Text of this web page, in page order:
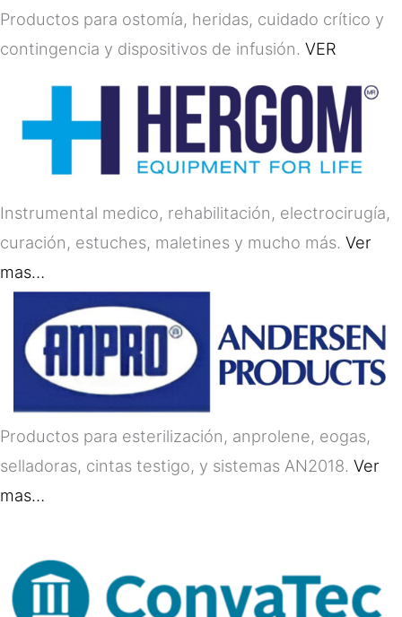
Productos para ostomía, heridas, cuidado crítico y
contingencia y dispositivos de infusión. VER
Instrumental medico, rehabilitación, electrocirugía,
curación, estuches, maletines y mucho más. Ver
mas…
Productos para esterilización, anprolene, eogas,
selladoras, cintas testigo, y sistemas AN2018. Ver
mas…